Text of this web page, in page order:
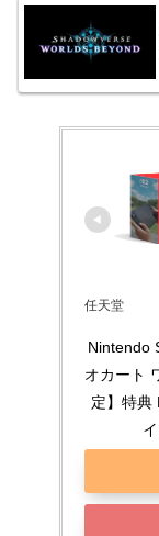
任天堂
Nintendo
オカート
定】特典